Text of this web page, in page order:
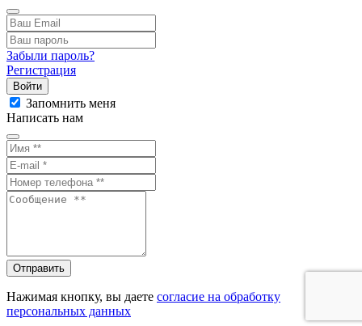
Забыли пароль?
Регистрация
Войти
Запомнить меня
Написать нам
Отправить
Нажимая кнопку, вы даете согласие на обработку
персональных данных